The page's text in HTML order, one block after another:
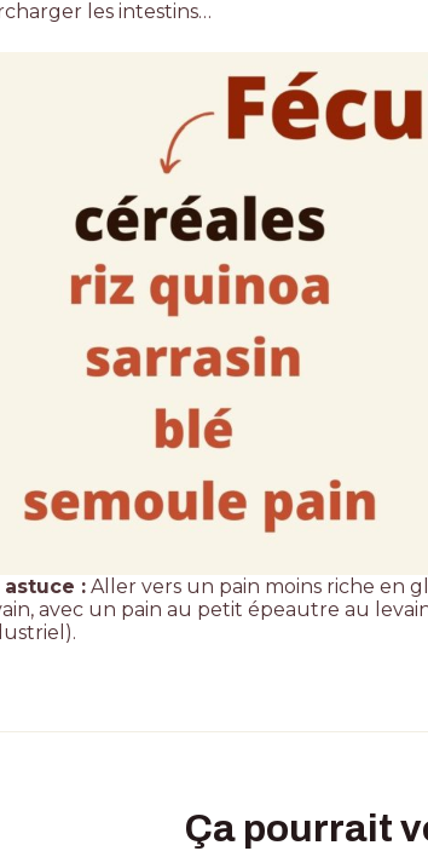
les intestins…
astuce : Aller vers un pain moins riche en
avec un pain au petit épeautre au
Ça pourrait